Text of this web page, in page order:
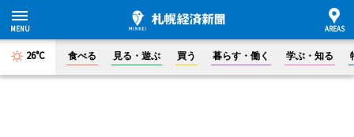
26°C 食べる 見る・遊ぶ 買う 暮らす・働く 学ぶ・知る